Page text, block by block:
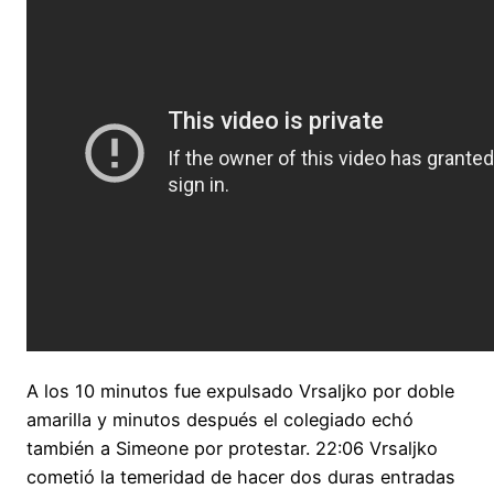
A los 10 minutos fue expulsado Vrsaljko por doble
amarilla y minutos después el colegiado echó
también a Simeone por protestar. 22:06 Vrsaljko
cometió la temeridad de hacer dos duras entradas